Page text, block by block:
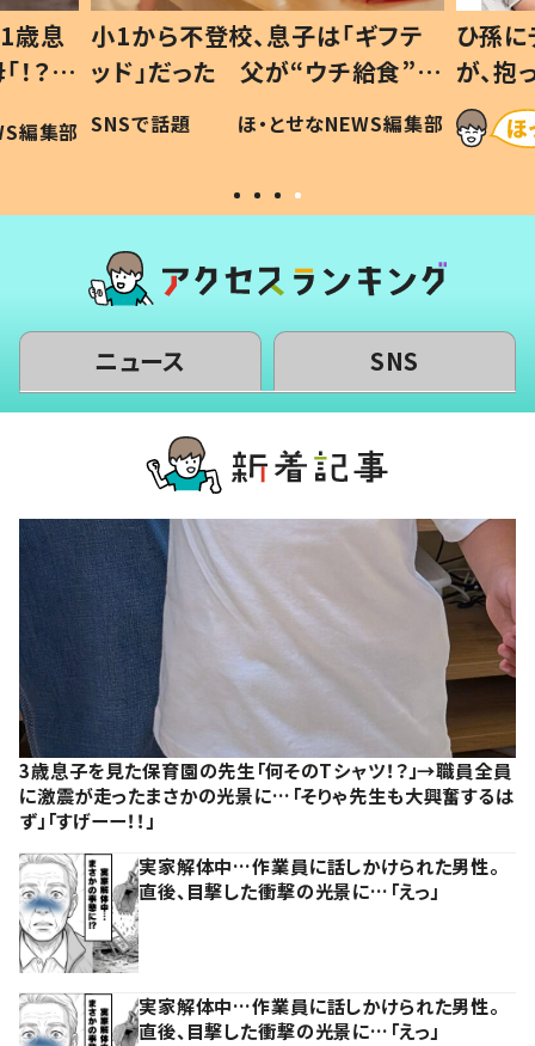
フテ
食”を
編集部
ひ孫にデレデレな80歳じいじ
が、抱っこすると…ひ孫の反応に
「涙が出ました」「可愛くて仕方な
い」
ほ・とせなNEWS編集部
ニュース SNS
3歳息子を見た保育園の先生「何そのTシャツ！？」→職員全員
に激震が走ったまさかの光景に…「そりゃ先生も大興奮するは
ず」「すげーー！！」
実家解体中…作業員に話しかけられた男性。
直後、目撃した衝撃の光景に…「えっ」
実家解体中…作業員に話しかけられた男性。
直後、目撃した衝撃の光景に…「えっ」